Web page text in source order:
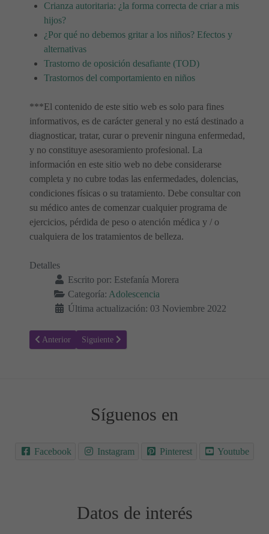
Crianza autoritaria: ¿la forma correcta de criar a mis
hijos?
¿Por qué no debemos gritar a los niños? Efectos y
alternativas
Trastorno de oposición desafiante (TOD)
Trastornos del comportamiento en niños
***El contenido de este sitio web es solo para fines
informativos, es de carácter general y no está destinado a
diagnosticar, tratar, curar o prevenir ninguna enfermedad,
y no constituye asesoramiento profesional. La
información en este sitio web no debe considerarse
completa y no cubre todas las enfermedades, dolencias,
condiciones físicas o su tratamiento. Debe consultar con
su médico antes de comenzar cualquier programa de
ejercicios, pérdida de peso o atención médica y / o
cualquiera de los tratamientos de belleza.
Detalles
Escrito por: Estefanía Morera
Categoría: Adolescencia
Última actualización: 03 Noviembre 2022
Artículo anterior: Hablar sobre Salud Mental con Adolescentes:
Anterior Artículo siguiente: ¿Cuáles son los signos del autismo
Siguiente
Síguenos en
Facebook Instagram Pinterest Youtube
Datos de interés